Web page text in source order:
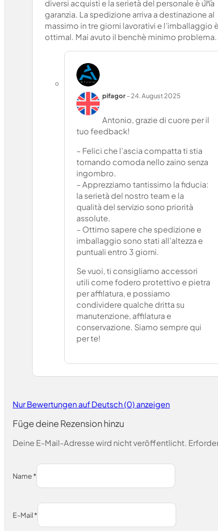
diversi acquisti e la serietà del personale è una
garanzia. La spedizione arriva a destinazione al
massimo in tre giorni lavorativi e l’imballaggio
ottimal. Mai avuto il benchè minimo problema.
pifagor–24. August 2025
Antonio, grazie di cuore per il
tuo feedback!
– Felici che l’ascia compatta ti stia
tornando comoda nello zaino senza
ingombro.
– Apprezziamo tantissimo la fiducia:
la serietà del nostro team e la
qualità del servizio sono priorità
assolute.
– Ottimo sapere che spedizione e
imballaggio sono stati all’altezza e
puntuali entro 3 giorni.
Se vuoi, ti consigliamo accessori
utili come fodero protettivo e pietra
per affilatura, e possiamo
condividere qualche dritta su
manutenzione, affilatura e
conservazione. Siamo sempre qui
per te!
Nur Bewertungen auf Deutsch (0) anzeigen
Füge deine Rezension hinzu
Deine E-Mail-Adresse wird nicht veröffentlicht.
Name *
E-Mail*